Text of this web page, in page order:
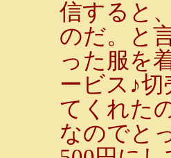
信すると
のだ。と
った服を
ービス♪
てくれた
なのでと